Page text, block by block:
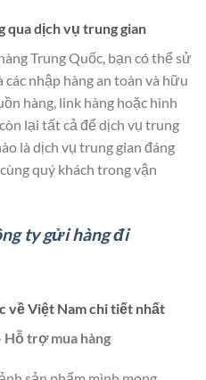
qua dịch vụ trung gian
Trung Quốc, bạn có thể sử
nhập hàng an toàn và hữu
hàng, link hàng hoặc hình
lại tất cả để dịch vụ trung
là dịch vụ trung gian đáng
quý khách trong vận
ty gửi hàng đi
về Việt Nam chi tiết nhất
Hỗ trợ mua hàng